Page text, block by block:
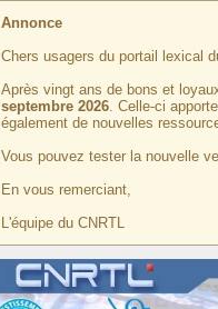
Annonce
Chers usagers du portail lexical
Après vingt ans de bons et
septembre 2026. Celle-ci
également de nouvelles
Vous pouvez tester la nouvelle
En vous remerciant,
L'équipe du CNRTL